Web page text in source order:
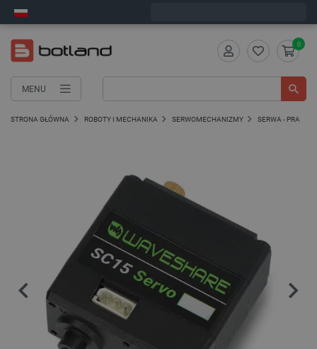
MENU
0
STRONA GŁÓWNA ROBOTY I MECHANIKA SERWOMECHANIZMY SERWA - PRACA